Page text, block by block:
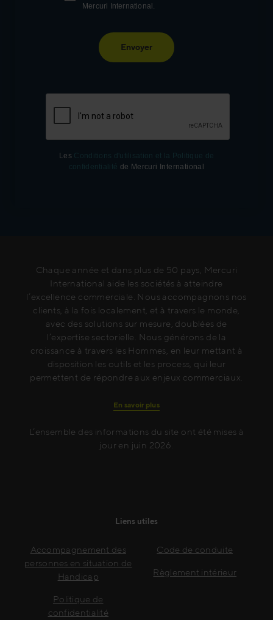
Mercuri International.
Envoyer
Les Conditions d'utilisation et la Politique de
confidentialité de Mercuri International
Chaque année et dans plus de 50 pays, Mercuri
International aide les sociétés à atteindre
l’excellence commerciale. Nous accompagnons nos
clients, à la fois localement, et à travers le monde,
avec des solutions sur mesure, doublées de
l’expertise sectorielle. Nous générons de la
croissance à travers les Hommes, en leur mettant à
disposition les outils et les process, qui leur
permettent de répondre aux enjeux commerciaux.
En savoir plus
L’ensemble des informations du site ont été mises à
jour en juin 2026.
Liens utiles
Accompagnement des
personnes en situation de
Handicap
Politique de
confidentialité
Code de conduite
Règlement intérieur